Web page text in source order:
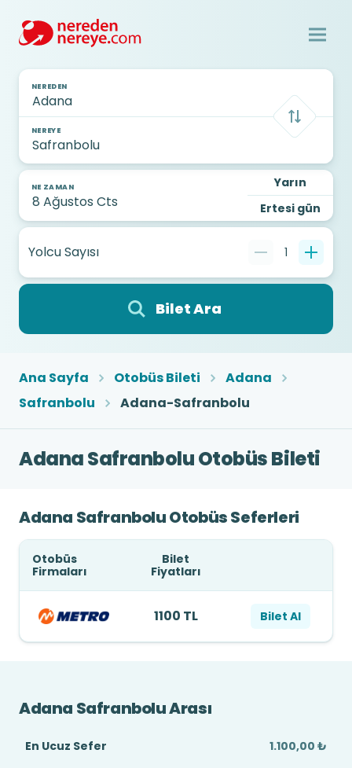
NEREDEN
NEREYE
NE ZAMAN
Yarın
Ertesi gün
Yolcu Sayısı 1
Bilet Ara
Ana Sayfa Otobüs Bileti
Adana
Safranbolu
Adana-Safranbolu
Adana Safranbolu Otobüs Bileti
Adana Safranbolu Otobüs Seferleri
Otobüs
Firmaları
Bilet
Fiyatları
1100 TL Bilet Al
Adana Safranbolu Arası
En Ucuz Sefer
1.100,00 ₺